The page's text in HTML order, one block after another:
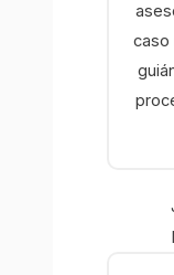
caso